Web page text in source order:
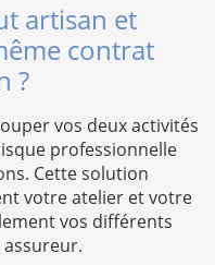
artisan et
contrat
?
vos deux activités
professionnelle
Cette solution
votre atelier et votre
vos différents
assureur.